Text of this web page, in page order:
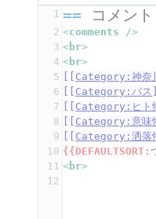
1 == コメント
2 <comments />
3 < br>
4 < br>
5
Category:神奈
6
Category:バス
7
Category:ヒト
8
Category:意味
9
Category:洒落
10 {{ DEFAULTSORT :
11 < br>
12